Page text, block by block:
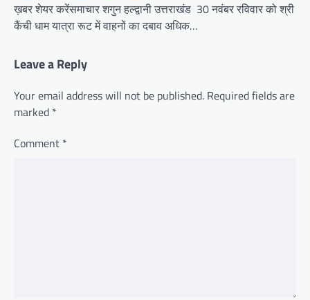
ख़बर शेयर करेंसमाचार शगुन हल्द्वानी उत्तराखंड 30 नवंबर रविवार को श्री
कैंची धाम यात्रा रूट में वाहनों का दबाव अधिक…
Leave a Reply
Your email address will not be published. Required fields are
marked *
Comment *